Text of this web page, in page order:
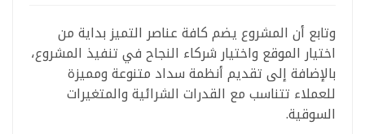
وتابع أن المشروع يضم كافة عناصر التميز بداية من
اختيار الموقع واختيار شركاء النجاح في تنفيذ المشروع،
بالإضافة إلى تقديم أنظمة سداد متنوعة ومميزة
للعملاء تتناسب مع القدرات الشرائية والمتغيرات
السوقية.